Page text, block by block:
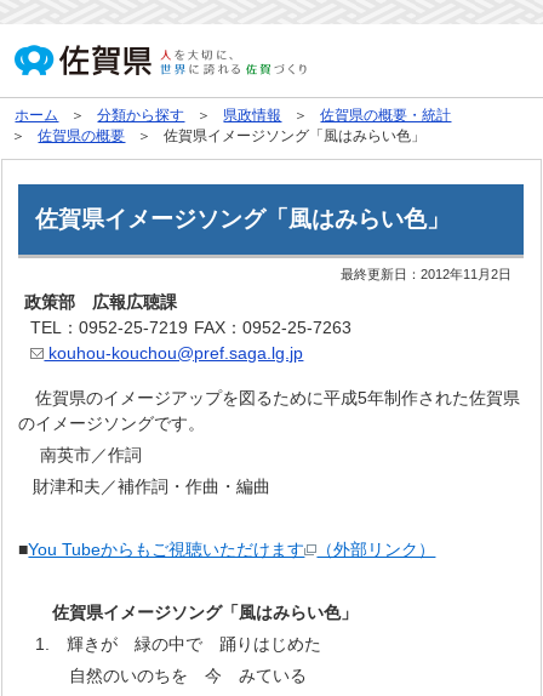
ホーム 分類から探す 県政情報
佐賀県の概要・統計
佐賀県の概要
佐賀県イメージソング「風はみらい色」
佐賀県イメージソング「風はみらい色」
最終更新日：2012年11月2日
政策部 広報広聴課
TEL：0952-25-7219 FAX：0952-25-7263
kouhou-kouchou@pref.saga.lg.jp
佐賀県のイメージアップを図るために平成5年制作された佐賀県
のイメージソングです。
南英市／作詞
財津和夫／補作詞・作曲・編曲
■You Tubeからもご視聴いただけます （外部リンク）
佐賀県イメージソング「風はみらい色」
1. 輝きが 緑の中で 踊りはじめた
自然のいのちを 今 みている